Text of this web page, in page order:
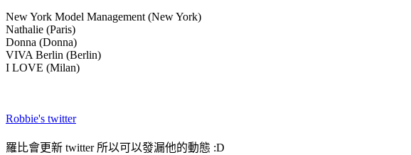
New York Model Management (New York)
Nathalie (Paris)
Donna (Donna)
VIVA Berlin (Berlin)
I LOVE (Milan)
Robbie's twitter
羅比會更新 twitter 所以可以發漏他的動態 :D